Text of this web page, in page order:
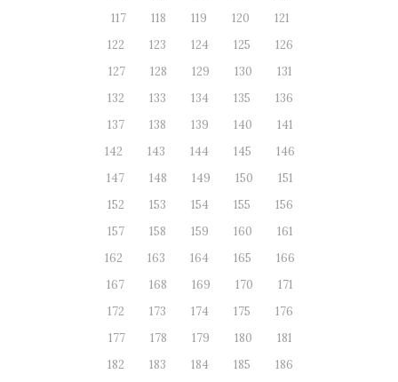
117
118 119 120
121
122
123 124 125
126
127
128 129 130
131
132
133 134 135
136
137
138 139 140
141
142
143 144 145
146
147
148 149 150
151
152
153 154 155
156
157
158 159 160
161
162
163 164 165
166
167
168 169 170
171
172
173 174 175
176
177
178 179 180
181
182
183 184 185
186